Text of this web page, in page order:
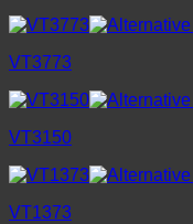
VT3773
VT3150
VT1373